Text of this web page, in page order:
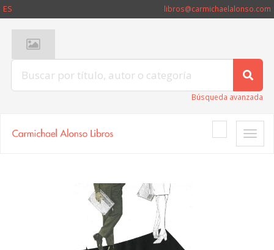
ES libros@carmichaelalonso.com
Búsqueda avanzada
Toggle